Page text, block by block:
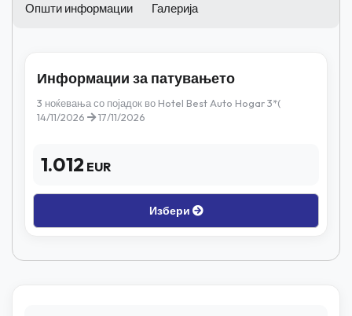
Општи информации Галерија
Информации за патувањето
3 ноќевања со појадок во Hotel Best Auto Hogar 3*(
14/11/2026
17/11/2026
1.012 EUR
Избери